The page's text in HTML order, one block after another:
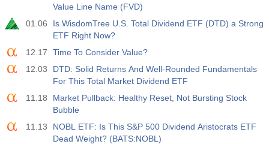
Value Line Name (FVD)
01.06
Is WisdomTree U.S. Total Dividend ETF (DTD) a Strong
ETF Right Now?
12.17
Time To Consider Value?
12.03
DTD: Solid Returns And Well-Rounded Fundamentals
For This Total Market Dividend ETF
11.18
Market Pullback: Healthy Reset, Not Bursting Stock
Bubble
11.13
NOBL ETF: Is This S&P 500 Dividend Aristocrats ETF
Dead Weight? (BATS:NOBL)